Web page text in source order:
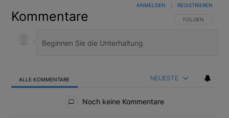
Kommentare FOLGE DIESER
FOLGEN
ANMELDEN REGISTRIEREN
ALLE KOMMENTARE NEUESTE
Noch keine Kommentare